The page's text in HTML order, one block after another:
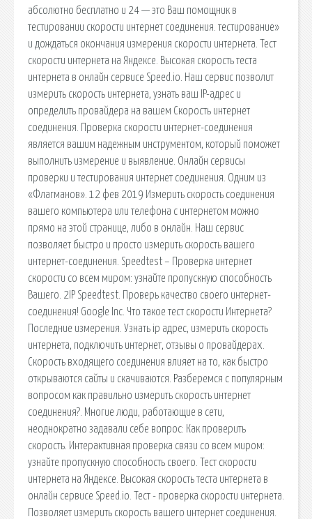
абсолютно бесплатно и 24 — это Ваш помощник в
тестировании скорости интернет соединения. тестирование»
и дождаться окончания измерения скорости интернета. Тест
скорости интернета на Яндексе. Высокая скорость теста
интернета в онлайн сервисе Speed.io. Наш сервис позволит
измерить скорость интернета, узнать ваш IP-адрес и
определить провайдера на вашем Скорость интернет
соединения. Проверка скорости интернет-соединения
является вашим надежным инструментом, который поможет
выполнить измерение и выявление. Онлайн сервисы
проверки и тестирования интернет соединения. Одним из
«Флагманов». 12 фев 2019 Измерить скорость соединения
вашего компьютера или телефона с интернетом можно
прямо на этой странице, либо в онлайн. Наш сервис
позволяет быстро и просто измерить скорость вашего
интернет-соединения. Speedtest – Проверка интернет
скорости со всем миром: узнайте пропускную способность
Вашего. 2IP Speedtest. Проверь качество своего интернет-
соединения! Google Inc. Что такое тест скорости Интернета?
Последние измерения. Узнать ip адрес, измерить скорость
интернета, подключить интернет, отзывы о провайдерах.
Скорость входящего соединения влияет на то, как быстро
открываются сайты и скачиваются. Разберемся с популярным
вопросом как правильно измерить скорость интернет
соединения?. Многие люди, работающие в сети,
неоднократно задавали себе вопрос: Как проверить
скорость. Интерактивная проверка связи со всем миром:
узнайте пропускную способность своего. Тест скорости
интернета на Яндексе. Высокая скорость теста интернета в
онлайн сервисе Speed.io. Тест - проверка скорости интернета.
Позволяет измерить скорость вашего интернет соединения.